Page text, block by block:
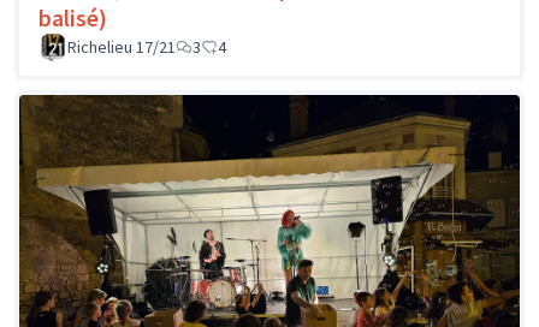
balisé)
Richelieu 17/21 3 4